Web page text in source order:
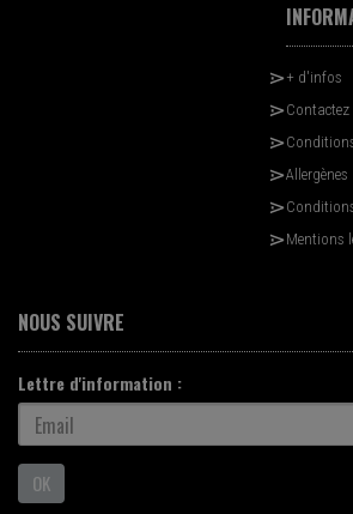
+ d'infos
Allergènes
Mentions
NOUS SUIVRE
Lettre d'information :
OK